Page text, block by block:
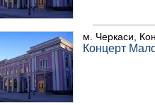
м. Черкаси,
Концерт